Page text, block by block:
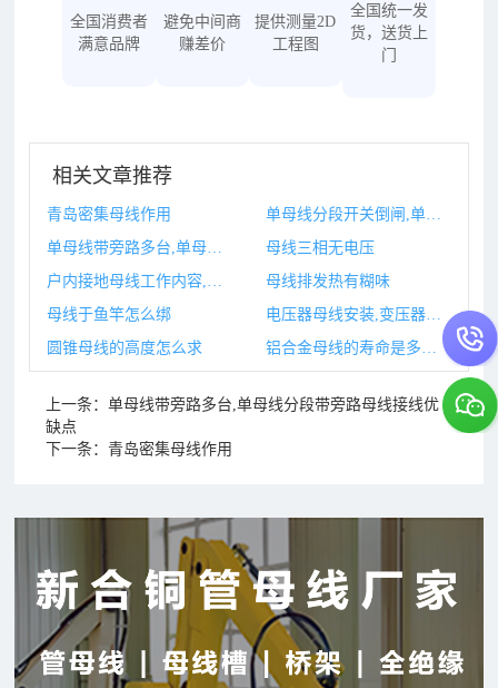
全国消费者
满意品牌
避免中间商
赚差价
提供测量2D
工程图
全国统一发
货，送货上
门
相关文章推荐
青岛密集母线作用
单母线分段开关倒闸,单母线分段开关的原则是什么
母线三相无电压
母线排发热有糊味
母线于鱼竿怎么绑
电压器母线安装,变压器母线安装完要做哪些试验
圆锥母线的高度怎么求
上一条：单母线带旁路多台,单母线分段带旁路母线接线优
缺点
下一条：青岛密集母线作用